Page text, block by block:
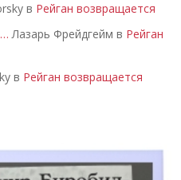
в Рейган возвращается
Лазарь Фрейдгейм в Рейган
в Рейган возвращается